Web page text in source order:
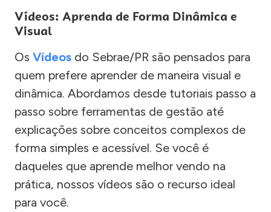
Vídeos: Aprenda de Forma Dinâmica e
Visual
Os Vídeos do Sebrae/PR são pensados para
quem prefere aprender de maneira visual e
dinâmica. Abordamos desde tutoriais passo a
passo sobre ferramentas de gestão até
explicações sobre conceitos complexos de
forma simples e acessível. Se você é
daqueles que aprende melhor vendo na
prática, nossos vídeos são o recurso ideal
para você.